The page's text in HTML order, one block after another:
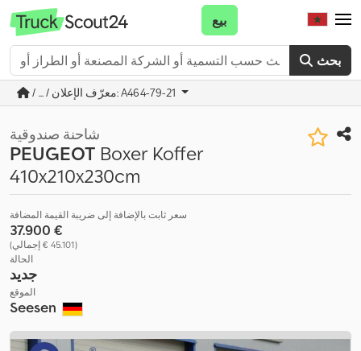
بحث
بيع
/ ... / معرّف الإعلان: A464-79-21
شاحنة صندوقية
PEUGEOT Boxer Koffer
410x210x230cm
سعر ثابت بالإضافة إلى ضريبة القيمة المضافة
‏37.900 €
(‏45.101 € إجمالي)
الحالة
جديد
الموقع
Seesen